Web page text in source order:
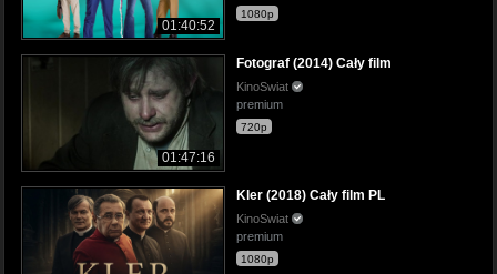
01:40:52
1080p
01:47:16
Fotograf (2014) Cały film
KinoSwiat
premium
720p
Kler (2018) Cały film PL
KinoSwiat
premium
1080p